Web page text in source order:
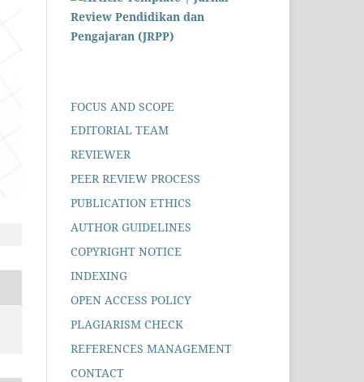
FOCUS AND SCOPE
EDITORIAL TEAM
REVIEWER
PEER REVIEW PROCESS
PUBLICATION ETHICS
AUTHOR GUIDELINES
COPYRIGHT NOTICE
INDEXING
OPEN ACCESS POLICY
PLAGIARISM CHECK
REFERENCES MANAGEMENT
CONTACT